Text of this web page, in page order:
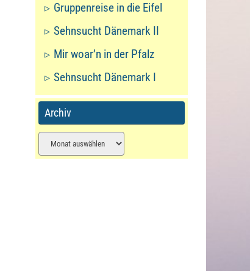
Gruppenreise in die Eifel
Sehnsucht Dänemark II
Mir woar’n in der Pfalz
Sehnsucht Dänemark I
Archiv
Archiv